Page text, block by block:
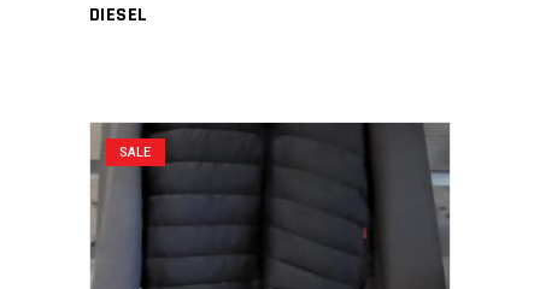
DIESEL
SALE